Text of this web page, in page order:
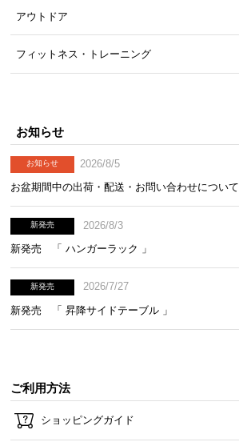
アウトドア
フィットネス・トレーニング
お知らせ
お知らせ
2026/8/5
お盆期間中の出荷・配送・お問い合わせについて
新発売
2026/8/3
新発売 「 ハンガーラック 」
新発売
2026/7/27
新発売 「 昇降サイドテーブル 」
ご利用方法
ショッピングガイド